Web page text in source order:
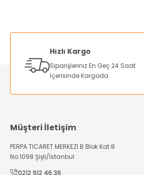
Ürün resmi kalitesiz, bozuk veya
Ürün bilgilerinde hatalar bulunuyor.
Ürün fiyatı diğer sitelerden daha
Hızlı Kargo
Siparişleriniz En Geç 24 Saat
İçerisinde Kargoda
Müşteri İletişim
PERPA TİCARET MERKEZİ B Blok Kat:8
No:1098 Şişli/İstanbul
0212 912 46 36